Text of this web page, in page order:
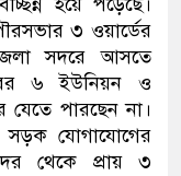
৩ ওয়ার্ডের
সদরে আসতে
৬ ইউনিয়ন ও
যেতে পারছেন না।
যোগাযোগের
থেকে প্রায় ৩